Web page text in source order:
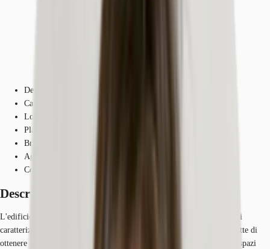
Descrizione
Caratteristiche
Location
Planimetrie
Brochure
Agenti
Contattaci
Descrizione
L'edificio D è costituito da 12 piani fuori terra e un piano interrato e si
caratterizza da una moderna facciata ed una forma quadrata che permette di
ottenere una pianta di piano estremamente razionale ed efficiente. Gli spazi